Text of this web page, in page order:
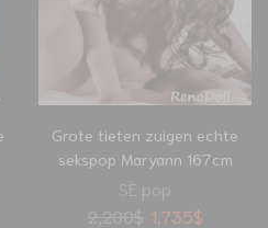
Grote tieten zuigen echte
sekspop Maryann 167cm
SE pop
2,200$ 1,735$